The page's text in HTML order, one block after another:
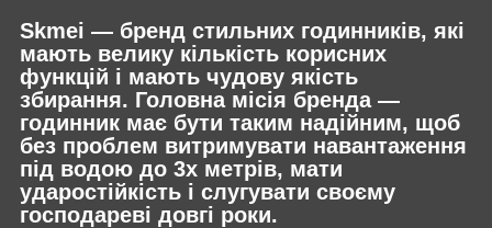
Skmei — бренд стильних годинників, які
мають велику кількість корисних
функцій і мають чудову якість
збирання. Головна місія бренда —
годинник має бути таким надійним, щоб
без проблем витримувати навантаження
під водою до 3х метрів, мати
ударостійкість і слугувати своєму
господареві довгі роки.